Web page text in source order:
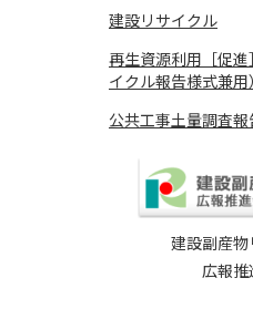
建設リサイクル
再生資源利用［促
イクル報告様式兼
公共工事土量調査報
建設副産
広報